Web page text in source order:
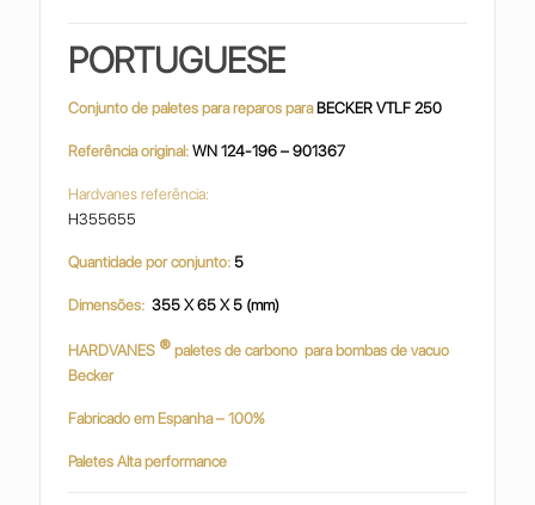
PORTUGUESE
Conjunto de paletes para reparos paraBECKER VTLF 250
Referência original: WN 124-196 – 901367
Hardvanes referência:
H355655
Quantidade por conjunto: 5
Dimensões:355 X 65 X 5 (mm)
HARDVANES ® paletes de carbono para bombas de vacuo
Becker
Fabricado em Espanha – 100%
Paletes Alta performance